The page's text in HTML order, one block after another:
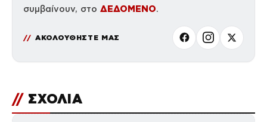
συμβαίνουν, στο ΔΕΔΟΜΕΝΟ.
ΑΚΟΛΟΥΘΗΣΤΕ ΜΑΣ
// ΣΧΟΛΙΑ